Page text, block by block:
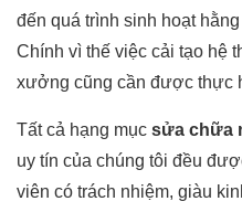
đến quá trình sinh hoạt
Chính vì thế việc cải tạo hệ
xưởng cũng cần được thực
Tất cả hạng mục sửa chữa
uy tín của chúng tôi đều
viên có trách nhiệm, giàu